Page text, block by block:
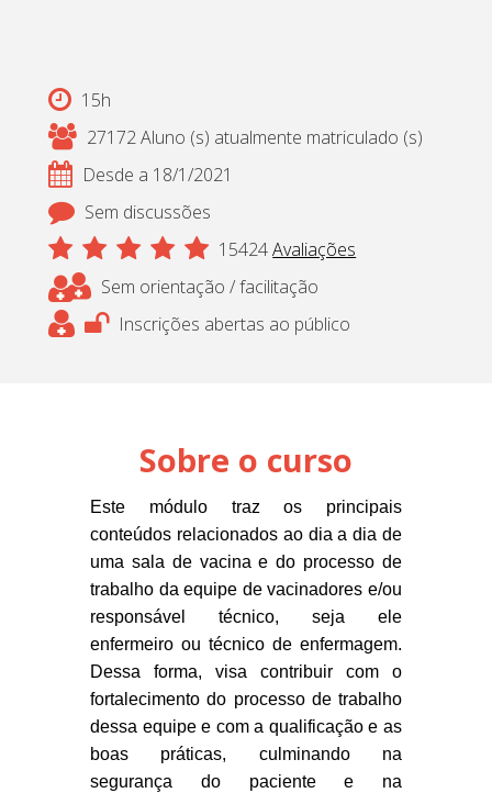
15h
27172 Aluno (s) atualmente matriculado (s)
Desde a 18/1/2021
Sem discussões
15424Avaliações
Sem orientação / facilitação
Inscrições abertas ao público
Sobre o curso
Este módulo traz os principais
conteúdos relacionados ao dia a dia de
uma sala de vacina e do processo de
trabalho da equipe de vacinadores e/ou
responsável técnico, seja ele
enfermeiro ou técnico de enfermagem.
Dessa forma, visa contribuir com o
fortalecimento do processo de trabalho
dessa equipe e com a qualificação e as
boas práticas, culminando na
segurança do paciente e na